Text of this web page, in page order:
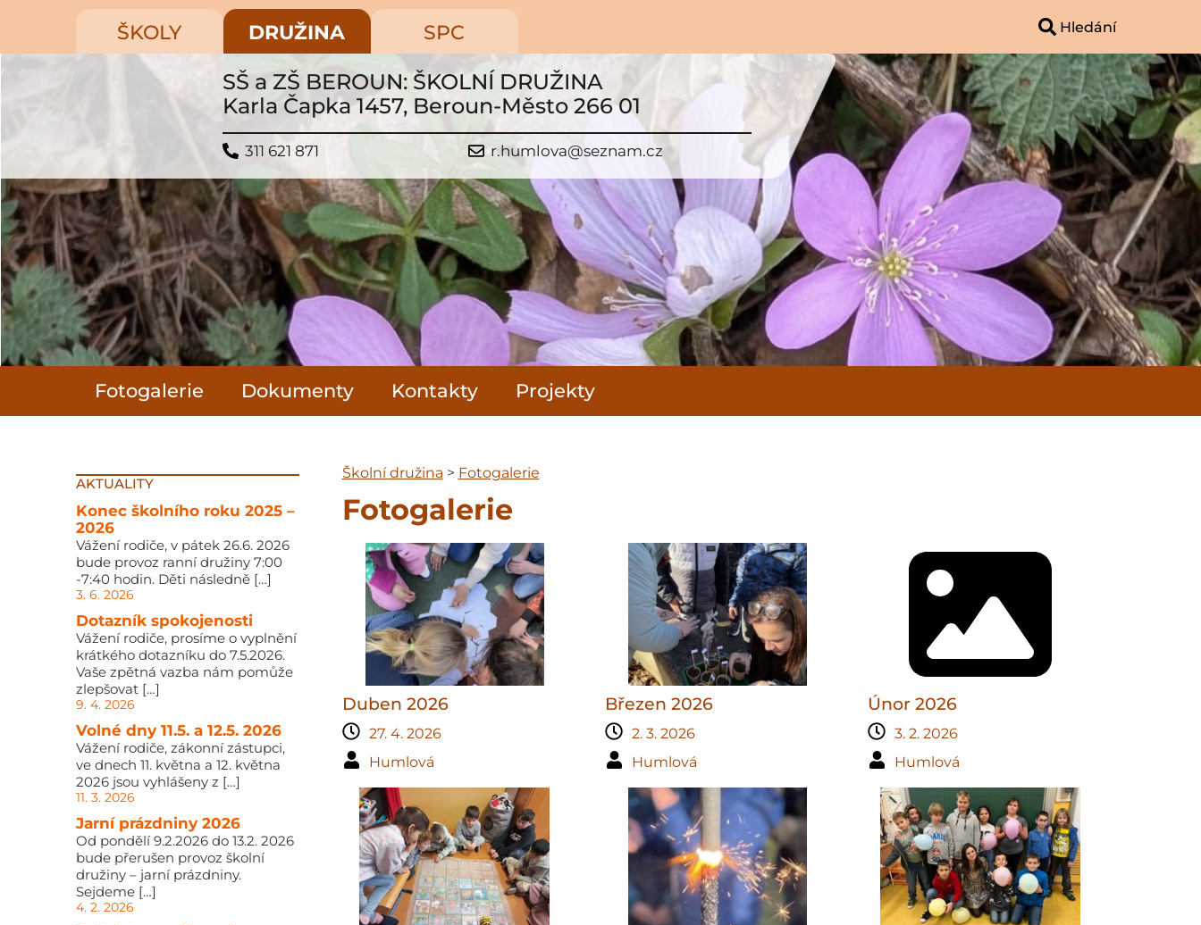
ŠKOLY DRUŽINA SPC
SŠ a ZŠ BEROUN: ŠKOLNÍ DRUŽINA
Karla Čapka 1457, Beroun-Město 266 01
311 621 871 r.humlova@seznam.cz
Fotogalerie Dokumenty Kontakty Projekty
AKTUALITY
Konec školního roku 2025 –
2026
Vážení rodiče, v pátek 26.6. 2026
bude provoz ranní družiny 7:00
-7:40 hodin. Děti následně […]
3. 6. 2026
Dotazník spokojenosti
Vážení rodiče, prosíme o vyplnění
krátkého dotazníku do 7.5.2026.
Vaše zpětná vazba nám pomůže
zlepšovat […]
9. 4. 2026
Volné dny 11.5. a 12.5. 2026
Vážení rodiče, zákonní zástupci,
ve dnech 11. května a 12. května
2026 jsou vyhlášeny z […]
11. 3. 2026
Jarní prázdniny 2026
Od pondělí 9.2.2026 do 13.2. 2026
bude přerušen provoz školní
družiny – jarní prázdniny.
Sejdeme […]
4. 2. 2026
Školní družina > Fotogalerie
Fotogalerie
Duben 2026
27. 4. 2026
Humlová
Březen 2026
2. 3. 2026
Humlová
Únor 2026
3. 2. 2026
Humlová